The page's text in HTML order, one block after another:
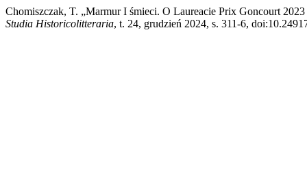
Chomiszczak, T. „Marmur I śmieci. O Laureacie Prix Goncourt
Studia Historicolitteraria, t. 24, grudzień 2024, s. 311-6,